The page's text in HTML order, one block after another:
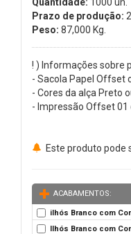
Prazo de produção:
Peso: 87,000 Kg.
! ) Informações sobre
- Sacola Papel Offset
- Cores da alça Preto
- Impressão Offset 01
Este produto pode
ACABAMENTOS:
ilhós Branco com
Ilhós Branco com